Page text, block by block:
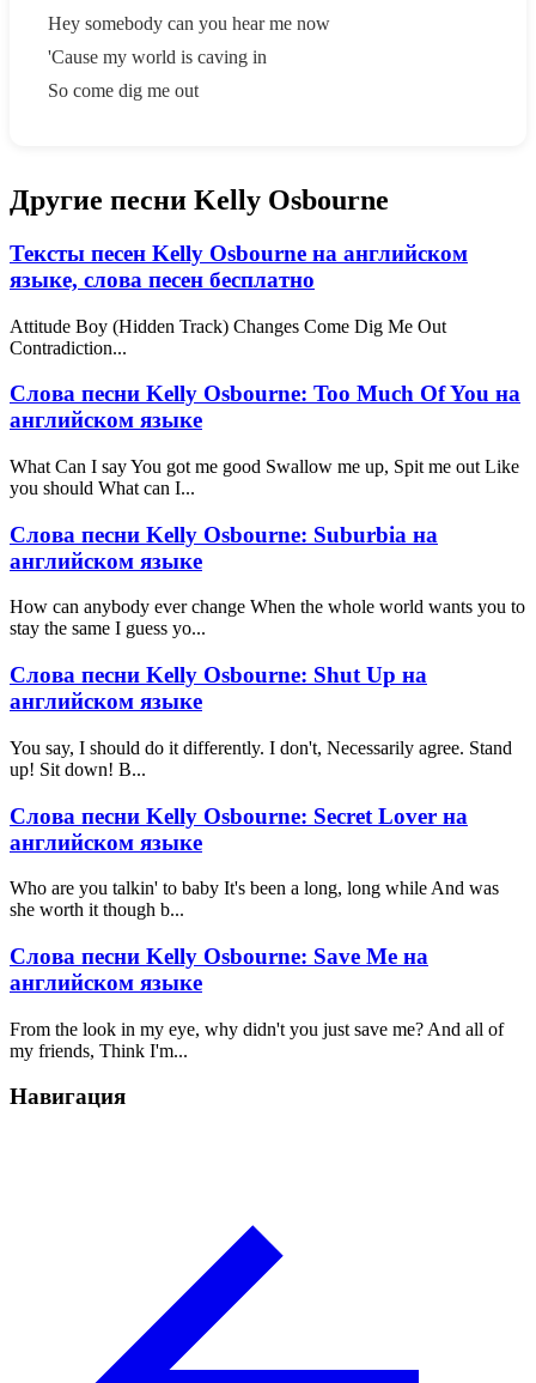
Hey somebody can you hear me now
'Cause my world is caving in
So come dig me out
Другие песни Kelly Osbourne
Тексты песен Kelly Osbourne на английском
языке, слова песен бесплатно
Attitude Boy (Hidden Track) Changes Come Dig Me Out
Contradiction...
Слова песни Kelly Osbourne: Too Much Of You на
английском языке
What Can I say You got me good Swallow me up, Spit me out Like
you should What can I...
Слова песни Kelly Osbourne: Suburbia на
английском языке
How can anybody ever change When the whole world wants you to
stay the same I guess yo...
Слова песни Kelly Osbourne: Shut Up на
английском языке
You say, I should do it differently. I don't, Necessarily agree. Stand
up! Sit down! B...
Слова песни Kelly Osbourne: Secret Lover на
английском языке
Who are you talkin' to baby It's been a long, long while And was
she worth it though b...
Слова песни Kelly Osbourne: Save Me на
английском языке
From the look in my eye, why didn't you just save me? And all of
my friends, Think I'm...
Навигация